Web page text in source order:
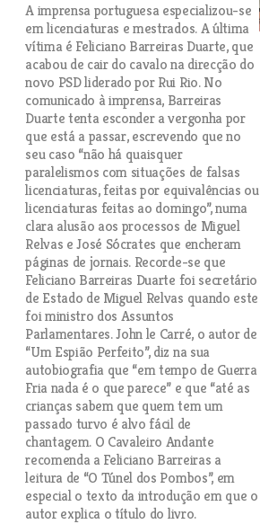
A imprensa portuguesa especializou-se
em licenciaturas e mestrados. A última
vítima é Feliciano Barreiras Duarte, que
acabou de cair do cavalo na direcção do
novo PSD liderado por Rui Rio. No
comunicado à imprensa, Barreiras
Duarte tenta esconder a vergonha por
que está a passar, escrevendo que no
seu caso “não há quaisquer
paralelismos com situações de falsas
licenciaturas, feitas por equivalências ou
licenciaturas feitas ao domingo”, numa
clara alusão aos processos de Miguel
Relvas e José Sócrates que encheram
páginas de jornais. Recorde-se que
Feliciano Barreiras Duarte foi secretário
de Estado de Miguel Relvas quando este
foi ministro dos Assuntos
Parlamentares. John le Carré, o autor de
“Um Espião Perfeito”, diz na sua
autobiografia que “em tempo de Guerra
Fria nada é o que parece” e que “até as
crianças sabem que quem tem um
passado turvo é alvo fácil de
chantagem. O Cavaleiro Andante
recomenda a Feliciano Barreiras a
leitura de “O Túnel dos Pombos”, em
especial o texto da introdução em que o
autor explica o título do livro.